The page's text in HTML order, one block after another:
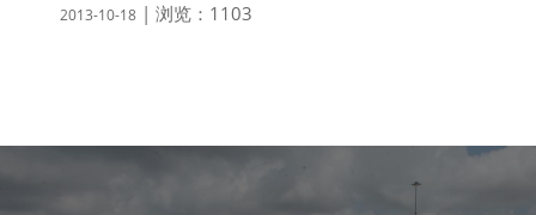
2013-10-18 | 浏览：1103